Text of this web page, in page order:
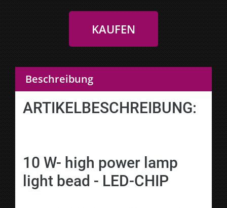
Beschreibung
ARTIKELBESCHREIBUNG:
10 W- high power lamp
light bead - LED-CHIP